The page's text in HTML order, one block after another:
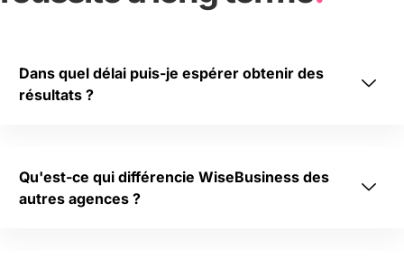
Dans quel délai puis-je espérer obtenir des
résultats ?
Qu'est-ce qui différencie WiseBusiness des
autres agences ?